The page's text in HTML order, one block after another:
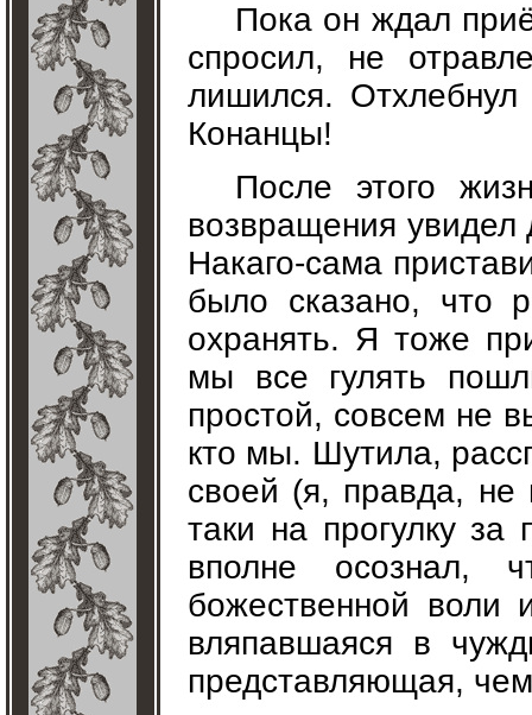
Пока он ждал
спросил, не
лишился.
Конанцы!
После этого
возвращения увидел
Накаго-сама
было сказано, что
охранять. Я тоже
мы все гулять
простой, совсем не
кто мы. Шутила,
своей (я, правда, не
таки на прогулку за
вполне осознал,
божественной воли
вляпавшаяся в
представляющая,